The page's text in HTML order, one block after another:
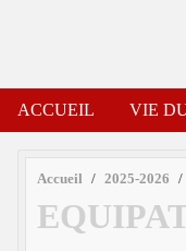
ACCUEIL VIE
Accueil 2025-2026